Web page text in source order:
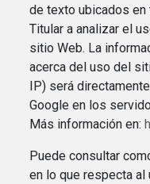
de texto ubicados en
Titular a analizar el
sitio Web. La
acerca del uso del
IP) será
Google en los
Más información en:
Puede consultar
en lo que respecta